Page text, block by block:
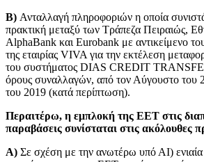
Β) Ανταλλαγή πληροφοριών η οποία
πρακτική μεταξύ των Τράπεζα Πειραιώς,
AlphaBank και Eurobank με αντικείμενο
της εταιρίας VIVA για την εκτέλεση
του συστήματος DIAS CREDIT
όρους συναλλαγών, από τον Αύγουστο του
του 2019 (κατά περίπτωση).
Περαιτέρω, η εμπλοκή της ΕΕΤ στις
παραβάσεις συνίσταται στις ακόλουθες
Α) Σε σχέση με την ανωτέρω υπό ΑΙ)